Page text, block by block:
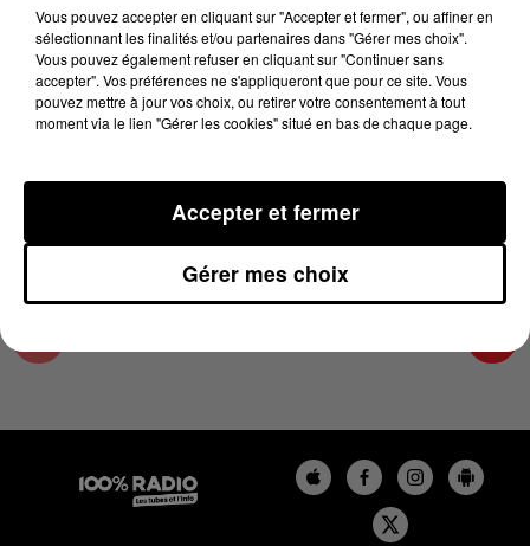
6 avril 2024 - 1 min 13 sec
L'AGENDA DES HAUTES-PYRÉNÉES DU
06/04/2024 À 09H41
L'agenda des Hautes-Pyrénées
Vous pouvez accepter en cliquant sur "Accepter et fermer", ou affiner en
sélectionnant les finalités et/ou partenaires dans "Gérer mes choix".
Vous pouvez également refuser en cliquant sur "Continuer sans
accepter". Vos préférences ne s'appliqueront que pour ce site. Vous
pouvez mettre à jour vos choix, ou retirer votre consentement à tout
moment via le lien "Gérer les cookies" situé en bas de chaque page.
Gérer mes choix
Accepter et fermer